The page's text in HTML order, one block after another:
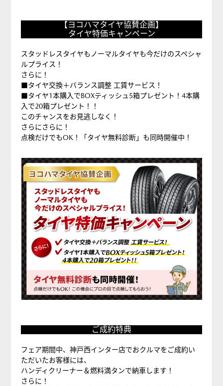
ハ
マ
タ
イ
ヤ
協
賛
企
タ
イ
ヤ
特
価
キ
ャ
ン
ペ
ー
ン
【ヨコハマタイヤ協賛企画】
タイヤ特価キャンペーン
スタッドレスタイヤもノーマルタイヤも今だけのスペシャ
ルプライス！
さらに！
■タイヤ交換＋バランス調整 工賃サービス！
■タイヤ1本購入でBOXティッシュ5箱プレゼント！4本購
入で20箱プレゼント！！
このチャンスをお見逃しなく！
さらにさらに！
点検だけでもOK！「タイヤ無料診断」も同時開催中！
成
約
特
典
ご成約特典
フェア期間中、神戸西インター店でおクルマをご成約い
ただいたお客様には、
ハンディクリーナー＆燃料満タンで納車します！
さらに！